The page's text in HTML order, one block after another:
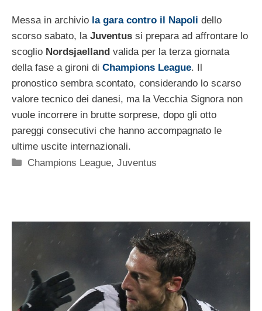
Messa in archivio la gara contro il Napoli dello
scorso sabato, la Juventus si prepara ad affrontare lo
scoglio Nordsjaelland valida per la terza giornata
della fase a gironi di Champions League. Il
pronostico sembra scontato, considerando lo scarso
valore tecnico dei danesi, ma la Vecchia Signora non
vuole incorrere in brutte sorprese, dopo gli otto
pareggi consecutivi che hanno accompagnato le
ultime uscite internazionali.
Categorie
Champions League,Juventus